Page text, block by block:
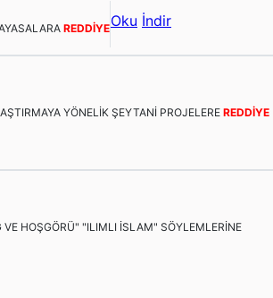
REDDİYEOku İndir
YÖNELİK ŞEYTANİ PROJELERE REDDİYE
VE HOŞGÖRÜ" "ILIMLI İSLAM" SÖYLEMLERİNE